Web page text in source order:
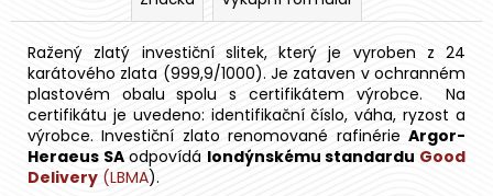
Ražený zlatý investiční slitek, který je vyroben z 24
karátového zlata (999,9/1000). Je zataven v ochranném
plastovém obalu spolu s certifikátem výrobce. Na
certifikátu je uvedeno: identifikační číslo, váha, ryzost a
výrobce. Investiční zlato renomované rafinérie Argor-
Heraeus SAodpovídá londýnskému standardu Good
Delivery (LBMA).